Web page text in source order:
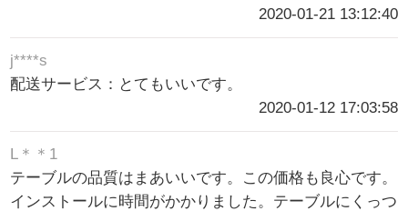
2020-01-21 13:12:40
j****s
配送サービス：とてもいいです。
2020-01-12 17:03:58
L＊＊1
テーブルの品質はまあいいです。この価格も良心です。
インストールに時間がかかりました。テーブルにくっつ